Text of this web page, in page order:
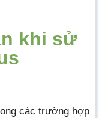
khi sử
các trường hợp